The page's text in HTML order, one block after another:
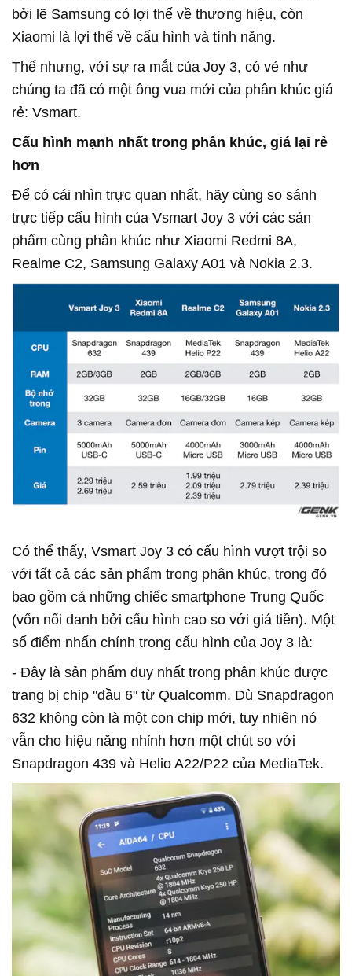
bởi lẽ Samsung có lợi thế về thương hiệu, còn
Xiaomi là lợi thế về cấu hình và tính năng.
Thế nhưng, với sự ra mắt của Joy 3, có vẻ như
chúng ta đã có một ông vua mới của phân khúc giá
rẻ: Vsmart.
Cấu hình mạnh nhất trong phân khúc, giá lại rẻ
hơn
Để có cái nhìn trực quan nhất, hãy cùng so sánh
trực tiếp cấu hình của Vsmart Joy 3 với các sản
phẩm cùng phân khúc như Xiaomi Redmi 8A,
Realme C2, Samsung Galaxy A01 và Nokia 2.3.
Có thể thấy, Vsmart Joy 3 có cấu hình vượt trội so
với tất cả các sản phẩm trong phân khúc, trong đó
bao gồm cả những chiếc smartphone Trung Quốc
(vốn nổi danh bởi cấu hình cao so với giá tiền). Một
số điểm nhấn chính trong cấu hình của Joy 3 là:
- Đây là sản phẩm duy nhất trong phân khúc được
trang bị chip "đầu 6" từ Qualcomm. Dù Snapdragon
632 không còn là một con chip mới, tuy nhiên nó
vẫn cho hiệu năng nhỉnh hơn một chút so với
Snapdragon 439 và Helio A22/P22 của MediaTek.